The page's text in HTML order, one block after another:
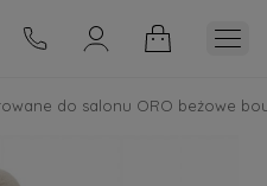
do salonu ORO beżowe